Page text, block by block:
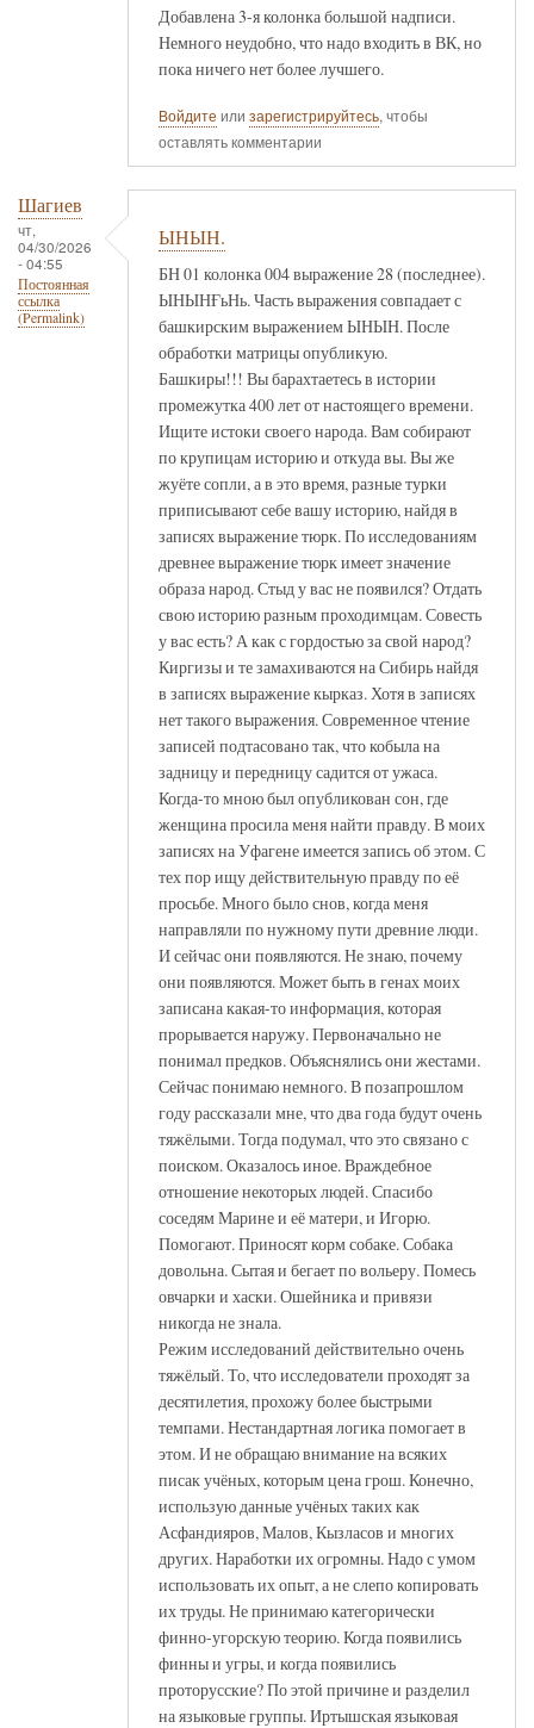
Добавлена 3-я колонка большой надписи.
Немного неудобно, что надо входить в ВК, но
пока ничего нет более лучшего.
Войдите или зарегистрируйтесь, чтобы
оставлять комментарии
Шагиев
чт,
04/30/2026
- 04:55
Постоянная
ссылка
(Permalink)
ЫНЫН.
БН 01 колонка 004 выражение 28 (последнее).
ЫНЫНҒьНь. Часть выражения совпадает с
башкирским выражением ЫНЫН. После
обработки матрицы опубликую.
Башкиры!!! Вы барахтаетесь в истории
промежутка 400 лет от настоящего времени.
Ищите истоки своего народа. Вам собирают
по крупицам историю и откуда вы. Вы же
жуёте сопли, а в это время, разные турки
приписывают себе вашу историю, найдя в
записях выражение тюрк. По исследованиям
древнее выражение тюрк имеет значение
образа народ. Стыд у вас не появился? Отдать
свою историю разным проходимцам. Совесть
у вас есть? А как с гордостью за свой народ?
Киргизы и те замахиваются на Сибирь найдя
в записях выражение кырказ. Хотя в записях
нет такого выражения. Современное чтение
записей подтасовано так, что кобыла на
задницу и передницу садится от ужаса.
Когда-то мною был опубликован сон, где
женщина просила меня найти правду. В моих
записях на Уфагене имеется запись об этом. С
тех пор ищу действительную правду по её
просьбе. Много было снов, когда меня
направляли по нужному пути древние люди.
И сейчас они появляются. Не знаю, почему
они появляются. Может быть в генах моих
записана какая-то информация, которая
прорывается наружу. Первоначально не
понимал предков. Объяснялись они жестами.
Сейчас понимаю немного. В позапрошлом
году рассказали мне, что два года будут очень
тяжёлыми. Тогда подумал, что это связано с
поиском. Оказалось иное. Враждебное
отношение некоторых людей. Спасибо
соседям Марине и её матери, и Игорю.
Помогают. Приносят корм собаке. Собака
довольна. Сытая и бегает по вольеру. Помесь
овчарки и хаски. Ошейника и привязи
никогда не знала.
Режим исследований действительно очень
тяжёлый. То, что исследователи проходят за
десятилетия, прохожу более быстрыми
темпами. Нестандартная логика помогает в
этом. И не обращаю внимание на всяких
писак учёных, которым цена грош. Конечно,
использую данные учёных таких как
Асфандияров, Малов, Кызласов и многих
других. Наработки их огромны. Надо с умом
использовать их опыт, а не слепо копировать
их труды. Не принимаю категорически
финно-угорскую теорию. Когда появились
финны и угры, и когда появились
проторусские? По этой причине и разделил
на языковые группы. Иртышская языковая